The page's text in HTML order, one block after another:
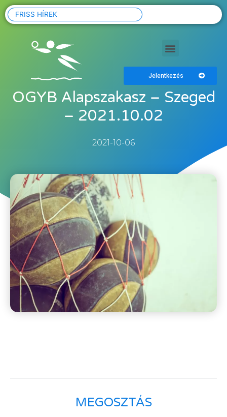
FRISS HÍREK
Jelentkezés
OGYB Alapszakasz – Szeged
– 2021.10.02
2021-10-06
MEGOSZTÁS